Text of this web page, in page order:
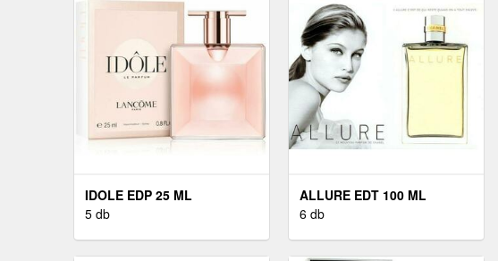
IDOLE EDP 25 ML
5 db
ALLURE EDT 100 ML
6 db